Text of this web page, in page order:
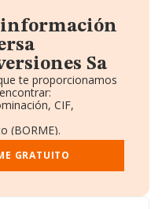
información
Sa
te proporcionamos
CIF,
(BORME).
y Empleados.
Administradores.
GRATUITO